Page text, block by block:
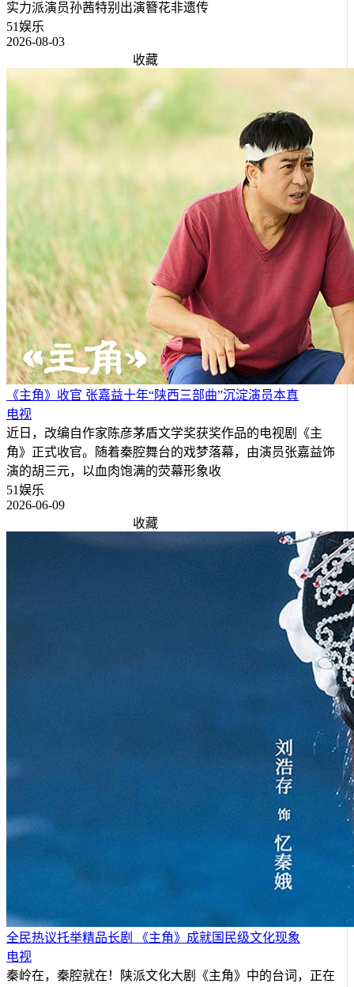
实力派演员孙茜特别出演簪花非遗传
51娱乐
2026-08-03
收藏
《主角》收官 张嘉益十年“陕西三部曲”沉淀演员本真
电视
近日，改编自作家陈彦茅盾文学奖获奖作品的电视剧《主
角》正式收官。随着秦腔舞台的戏梦落幕，由演员张嘉益饰
演的胡三元，以血肉饱满的荧幕形象收
51娱乐
2026-06-09
收藏
全民热议托举精品长剧 《主角》成就国民级文化现象
电视
秦岭在，秦腔就在！陕派文化大剧《主角》中的台词，正在